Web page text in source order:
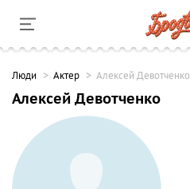
Люди Актер Алексей Девотченко
Алексей Девотченко